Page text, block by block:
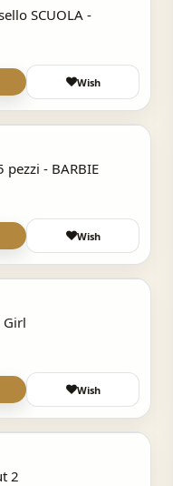
SCUOLA -
Wish
pezzi - BARBIE
Wish
Girl
Wish
2